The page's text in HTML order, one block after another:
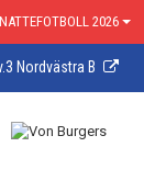
2026
Nordvästra B